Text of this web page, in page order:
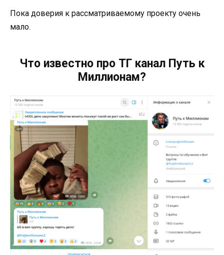
Пока доверия к рассматриваемому проекту очень
мало.
Что известно про ТГ канал Путь к
Миллионам?